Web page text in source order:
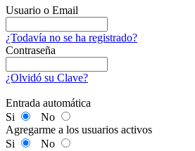
Usuario o Email
¿Todavía no se ha registrado?
Contraseña
¿Olvidó su Clave?
Entrada automática
Si
No
Agregarme a los usuarios activos
Si
No